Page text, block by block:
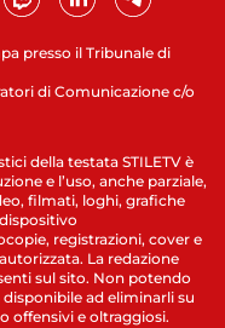
presso il Tribunale di
di Comunicazione c/o
della testata STILETV è
e l’uso, anche parziale,
filmati, loghi, grafiche
registrazioni, cover e
La redazione
sul sito. Non potendo
ad eliminarli su
offensivi e oltraggiosi.